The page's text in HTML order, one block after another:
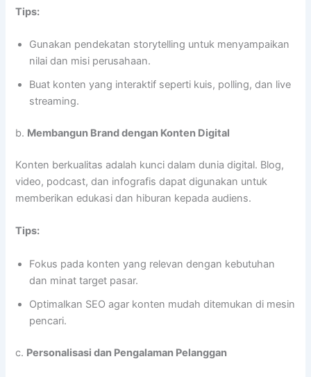
Tips:
Gunakan pendekatan storytelling untuk menyampaikan
nilai dan misi perusahaan.
Buat konten yang interaktif seperti kuis, polling, dan live
streaming.
b. Membangun Brand dengan Konten Digital
Konten berkualitas adalah kunci dalam dunia digital. Blog,
video, podcast, dan infografis dapat digunakan untuk
memberikan edukasi dan hiburan kepada audiens.
Tips:
Fokus pada konten yang relevan dengan kebutuhan
dan minat target pasar.
Optimalkan SEO agar konten mudah ditemukan di mesin
pencari.
c. Personalisasi dan Pengalaman Pelanggan